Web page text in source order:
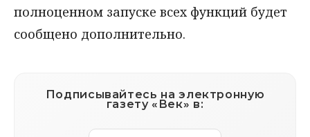
полноценном запуске всех функций будет
сообщено дополнительно.
Подписывайтесь на электронную
газету «Век» в: